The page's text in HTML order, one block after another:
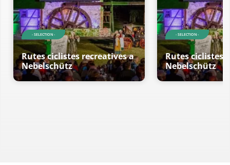
- SELECTION -
Rutes ciclistes recreatives a
Nebelschütz
- SELECTION -
Rutes ciclistes a
Nebelschütz